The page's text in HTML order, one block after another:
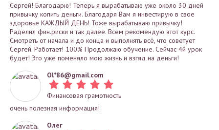
Сергей! Благодарю! Теперь я вырабатываю уже около 30 дней
привычку копить деньги. Благодаря Вам я инвестирую в свое
здоровье КАЖДЫЙ ДЕНЬ! Тоже вырабатываю привычку!
Раделил фин.риски и так далее. Всем рекомендую этот курс.
Смотреть от начала и до конца и выполнять всё, что советует
Сергей. Работает! 100% Продолжаю обучение. Сейчас 4й урок
будет! Это уже поменяло мою жизнь и взгяд на деньги!
Ol*86@gmail.com
Финансовая грамотность
очень полезная информация!
Олег